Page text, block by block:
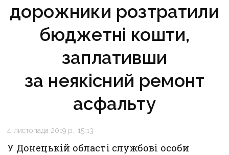
дорожники розтратили
бюджетні кошти,
заплативши
за неякісний ремонт
асфальту
4 листопада 2019 р., 15:13
У Донецькій області службові особи